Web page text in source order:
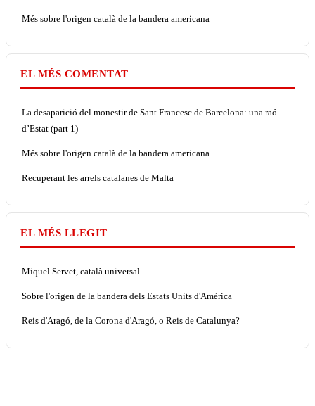
Més sobre l'origen català de la bandera americana
EL MÉS COMENTAT
La desaparició del monestir de Sant Francesc de Barcelona: una raó
d’Estat (part 1)
Més sobre l'origen català de la bandera americana
Recuperant les arrels catalanes de Malta
EL MÉS LLEGIT
Miquel Servet, català universal
Sobre l'origen de la bandera dels Estats Units d'Amèrica
Reis d'Aragó, de la Corona d'Aragó, o Reis de Catalunya?